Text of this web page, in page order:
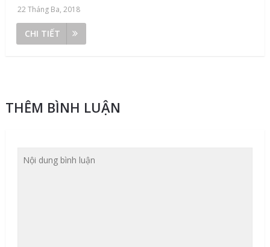
22 Tháng Ba, 2018
CHI TIẾT
THÊM BÌNH LUẬN